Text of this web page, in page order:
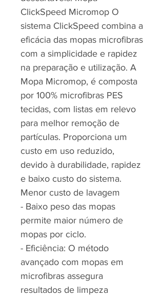
ClickSpeed Micromop O
sistema ClickSpeed combina a
eficácia das mopas microfibras
com a simplicidade e rapidez
na preparação e utilização. A
Mopa Micromop, é composta
por 100% microfibras PES
tecidas, com listas em relevo
para melhor remoção de
partículas. Proporciona um
custo em uso reduzido,
devido à durabilidade, rapidez
e baixo custo do sistema.
Menor custo de lavagem
- Baixo peso das mopas
permite maior número de
mopas por ciclo.
- Eficiência: O método
avançado com mopas em
microfibras assegura
resultados de limpeza